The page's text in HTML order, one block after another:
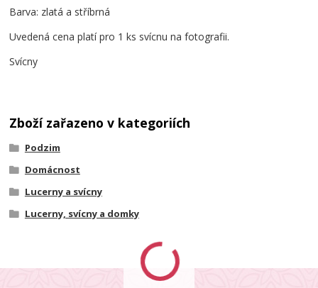
Barva: zlatá a stříbrná
Uvedená cena platí pro 1 ks svícnu na fotografii.
Svícny
Zboží zařazeno v kategoriích
Podzim
Domácnost
Lucerny a svícny
Lucerny, svícny a domky